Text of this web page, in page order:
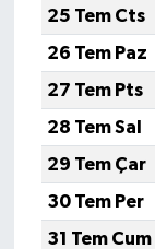
25 Tem Cts
26 Tem Paz
27 Tem Pts
28 Tem Sal
29 Tem Çar
30 Tem Per
31 Tem Cum